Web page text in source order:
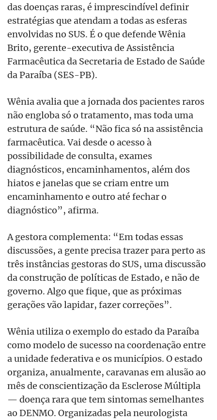
das doenças raras, é imprescindível definir
estratégias que atendam a todas as esferas
envolvidas no SUS. É o que defende Wênia
Brito, gerente-executiva de Assistência
Farmacêutica da Secretaria de Estado de Saúde
da Paraíba (SES-PB).
Wênia avalia que a jornada dos pacientes raros
não engloba só o tratamento, mas toda uma
estrutura de saúde. “Não fica só na assistência
farmacêutica. Vai desde o acesso à
possibilidade de consulta, exames
diagnósticos, encaminhamentos, além dos
hiatos e janelas que se criam entre um
encaminhamento e outro até fechar o
diagnóstico”, afirma.
A gestora complementa: “Em todas essas
discussões, a gente precisa trazer para perto as
três instâncias gestoras do SUS, uma discussão
da construção de políticas de Estado, e não de
governo. Algo que fique, que as próximas
gerações vão lapidar, fazer correções”.
Wênia utiliza o exemplo do estado da Paraíba
como modelo de sucesso na coordenação entre
a unidade federativa e os municípios. O estado
organiza, anualmente, caravanas em alusão ao
mês de conscientização da Esclerose Múltipla
— doença rara que tem sintomas semelhantes
ao DENMO. Organizadas pela neurologista